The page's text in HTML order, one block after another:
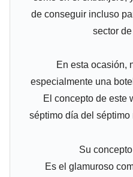
de conseguir incluso
sector
En esta ocasión,
especialmente una
El concepto de este
séptimo día del
Su
Es el glamuroso